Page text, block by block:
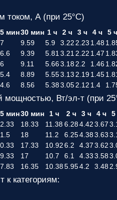
током, А (при 25°С)
мин30 мин 1 ч 2 ч 3 ч 4 ч 5 ч
9.59 5.9 3.22 2.23 1.48
9.39 5.81 3.21 2.22 1.47
9.11 5.663.18 2.2 1.46
8.89 5.553.13 2.191.45
8.56 5.38 3.052.12 1.4
мощностью, Вт/эл-т (при
мин30 мин 1 ч 2 ч 3 ч 4 ч 5
18.33 11.38 6.28 4.42 3.67
18 11.2 6.254.38 3.63
17.33 10.92 6.2 4.37 3.62
17 10.7 6.1 4.33 3.58
16.35 10.38 5.954.2 3.48
к категориям: